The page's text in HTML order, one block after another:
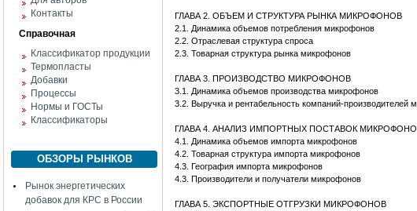
Контакты
Справочная
Классификатор продукции
Термопласты
Добавки
Процессы
Нормы и ГОСТы
Классификаторы
ОБЗОРЫ РЫНКОВ
Рынок энергетических
добавок для КРС в России
ГЛАВА 2. ОБЪЕМ И СТРУКТУРА РЫНКА МИКРОФОНОВ
2.1. Динамика объемов потребления микрофонов
2.2. Отраслевая структура спроса
2.3. Товарная структура рынка микрофонов
ГЛАВА 3. ПРОИЗВОДСТВО МИКРОФОНОВ
3.1. Динамика объемов производства микрофонов
3.2. Выручка и рентабельность компаний-производителей
ГЛАВА 4. АНАЛИЗ ИМПОРТНЫХ ПОСТАВОК
4.1. Динамика объемов импорта микрофонов
4.2. Товарная структура импорта микрофонов
4.3. География импорта микрофонов
4.3. Производители и получатели микрофонов
ГЛАВА 5. ЭКСПОРТНЫЕ ОТГРУЗКИ МИКРОФОНОВ